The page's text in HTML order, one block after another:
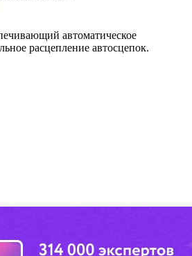
автоматическое
расцепление автосцепок.